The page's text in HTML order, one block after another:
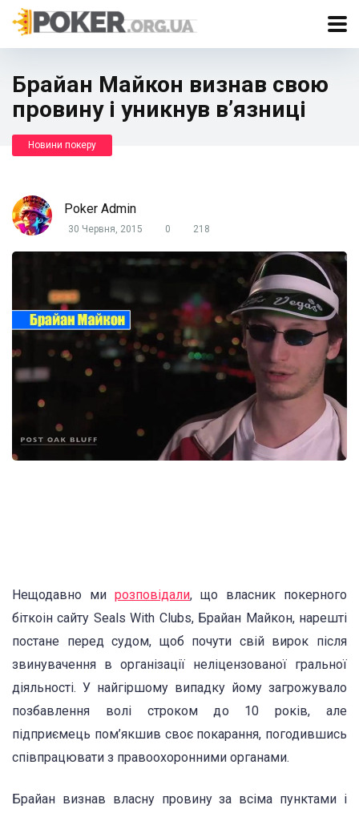
Брайан Майкон визнав свою
провину і уникнув в’язниці
Новини покеру
Poker Admin
30 Червня, 2015 0 218
Нещодавно ми розповідали, що власник покерного
біткоін сайту Seals With Clubs, Брайан Майкон, нарешті
постане перед судом, щоб почути свій вирок після
звинувачення в організації неліцензованої гральної
діяльності. У найгіршому випадку йому загрожувало
позбавлення волі строком до 10 років, але
підприємець пом’якшив своє покарання, погодившись
співпрацювати з правоохоронними органами.
Брайан визнав власну провину за всіма пунктами і